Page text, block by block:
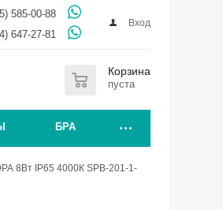
585-00-88
647-27-81
Вход
Корзина
пуста
БРА
8Вт IP65 4000К SPB-201-1-